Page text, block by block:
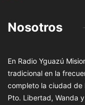
Nosotros
En Radio Yguazú
tradicional en la
completo la ciudad de
Pto. Libertad, Wanda